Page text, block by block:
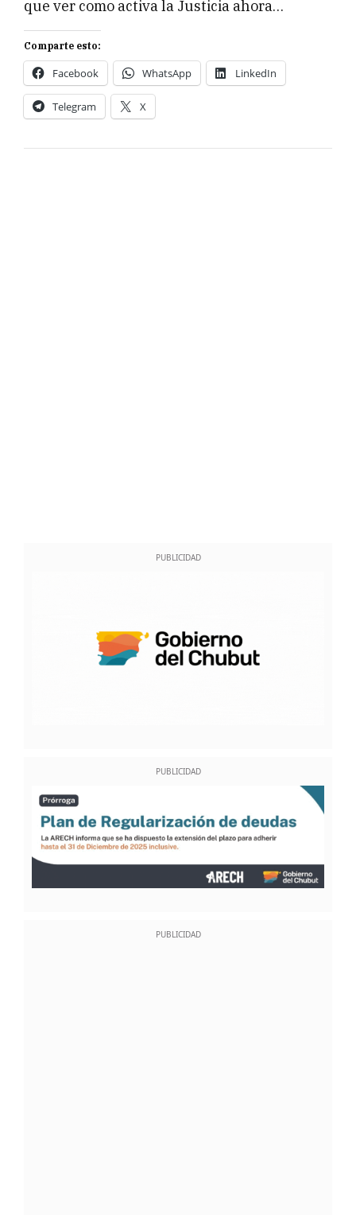
que ver como activa la Justicia ahora…
Comparte esto:
Facebook WhatsApp LinkedIn
Telegram X